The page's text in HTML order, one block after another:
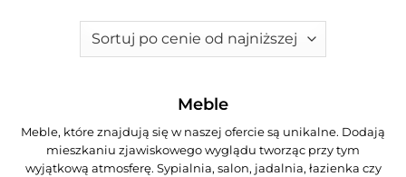
Meble
Meble, które znajdują się w naszej ofercie są unikalne. Dodają
mieszkaniu zjawiskowego wyglądu tworząc przy tym
wyjątkową atmosferę. Sypialnia, salon, jadalnia, łazienka czy